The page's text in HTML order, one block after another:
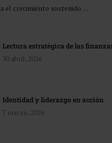
el crecimiento sostenido …
Lectura estratégica de las
30 abril, 2026
Identidad y liderazgo en acción
7 marzo, 2026